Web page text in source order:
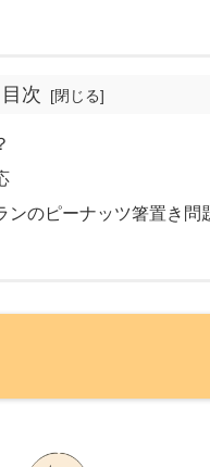
目次
ンのピーナッツ箸置き問